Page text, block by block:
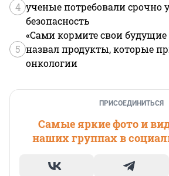
4 ученые потребовали срочно
безопасность
5
«Сами кормите свои будущие
назвал продукты, которые
онкологии
ПРИСОЕДИНИТЬСЯ
Самые яркие фото и
наших группах в